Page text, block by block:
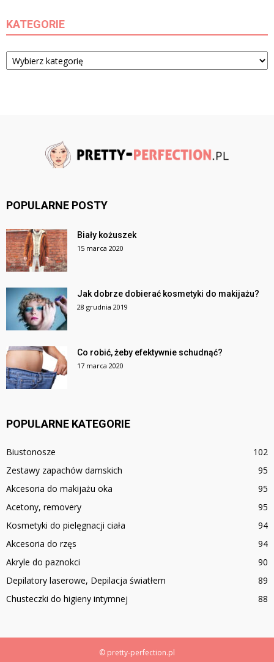
KATEGORIE
Kategorie
POPULARNE POSTY
Biały kożuszek
15 marca 2020
Jak dobrze dobierać kosmetyki do makijażu?
28 grudnia 2019
Co robić, żeby efektywnie schudnąć?
17 marca 2020
POPULARNE KATEGORIE
Biustonosze
102
Zestawy zapachów damskich
95
Akcesoria do makijażu oka
95
Acetony, removery
95
Kosmetyki do pielęgnacji ciała
94
Akcesoria do rzęs
94
Akryle do paznokci
90
Depilatory laserowe, Depilacja światłem
89
Chusteczki do higieny intymnej
88
© pretty-perfection.pl